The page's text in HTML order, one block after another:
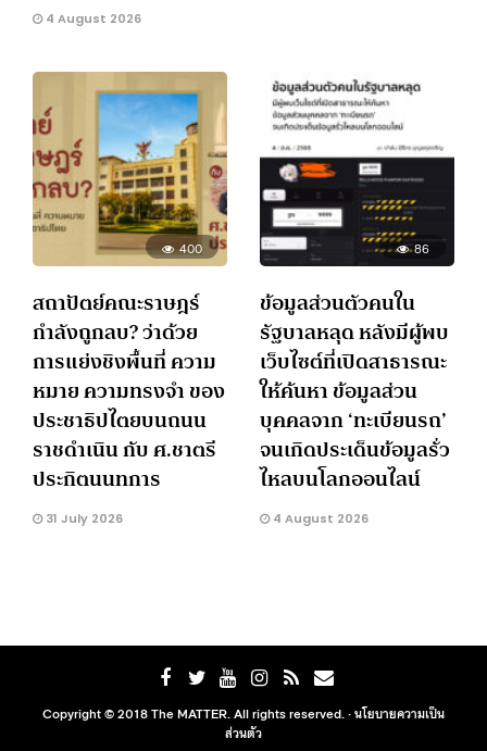
4 August 2026
400
สถาปัตย์คณะราษฎร์
กำลังถูกลบ? ว่าด้วย
การแย่งชิงพื้นที่ ความ
หมาย ความทรงจำ ของ
ประชาธิปไตยบนถนน
ราชดำเนิน กับ ศ.ชาตรี
ประกิตนนทการ
31 July 2026
86
ข้อมูลส่วนตัวคนใน
รัฐบาลหลุด หลังมีผู้พบ
เว็บไซต์ที่เปิดสาธารณะ
ให้ค้นหา ข้อมูลส่วน
บุคคลจาก ‘ทะเบียนรถ’
จนเกิดประเด็นข้อมูลรั่ว
ไหลบนโลกออนไลน์
4 August 2026
Copyright © 2018 The MATTER. All rights reserved. ·นโยบายความเป็น
ส่วนตัว